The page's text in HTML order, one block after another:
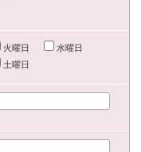
火曜日
水曜日
土曜日